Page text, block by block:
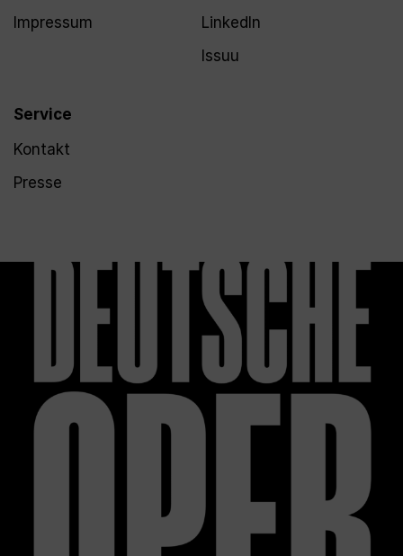
Impressum
Service
Kontakt
Presse
LinkedIn
Issuu